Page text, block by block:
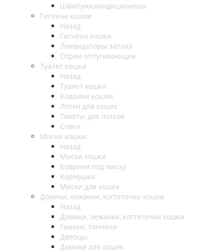
Шампуни,кондиционеры
Гигиена кошки
Назад
Гигиена кошки
Ликвидаторы запаха
Спреи отпугивающие
Туалет кошки
Назад
Туалет кошки
Коврики кошки
Лотки для кошек
Пакеты для лотков
Совки
Миски кошки
Назад
Миски кошки
Коврики под миску
Кормушки
Миски для кошек
Домики, лежанки, когтеточки кошки
Назад
Домики, лежанки, когтеточки кошки
Гамаки, тоннели
Дверцы
Домики для кошек